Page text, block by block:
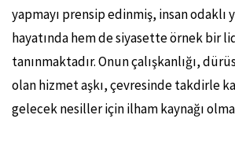
yapmayı prensip edinmiş, insan odaklı
hayatında hem de siyasette örnek bir
tanınmaktadır. Onun çalışkanlığı,
olan hizmet aşkı, çevresinde takdirle
gelecek nesiller için ilham kaynağı